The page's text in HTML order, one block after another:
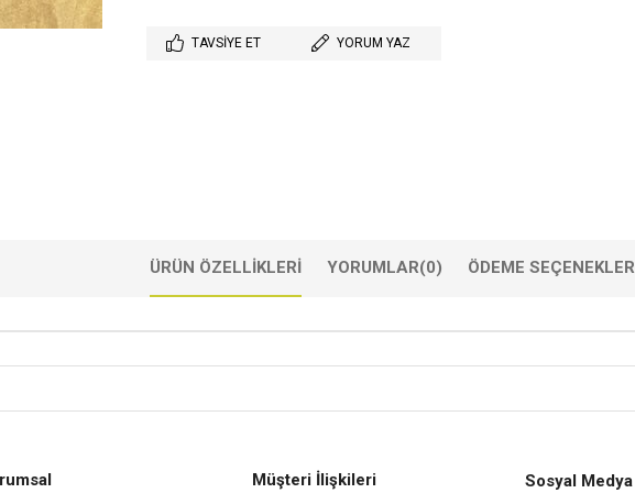
TAVSIYE ET YORUM YAZ
ÜRÜN ÖZELLIKLERI YORUMLAR(0) ÖDEME
Müşteri İlişkileri Sosyal Medya